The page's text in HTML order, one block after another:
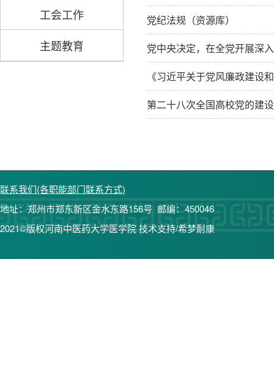
工会工作
主题教育
党纪法规（资源库）
党中央决定，在全党开展深
《习近平关于党风廉政建设
第二十八次全国高校党的建
联系我们(各职能部门联系方式)
地址：郑州市郑东新区金水东路156号 邮编：450046
2021©版权河南中医药大学医学院 技术支持/希梦耐康